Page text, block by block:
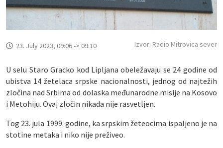
23. July 2023, 09:06 -> 09:10 Izvor: Radio Mitrovica sever
U selu Staro Gracko kod Lipljana obeležavaju se 24 godine od
ubistva 14 žetelaca srpske nacionalnosti, jednog od najtežih
zločina nad Srbima od dolaska međunarodne misije na Kosovo
i Metohiju. Ovaj zločin nikada nije rasvetljen.
Tog 23. jula 1999. godine, ka srpskim žeteocima ispaljeno je na
stotine metaka i niko nije preživeo.